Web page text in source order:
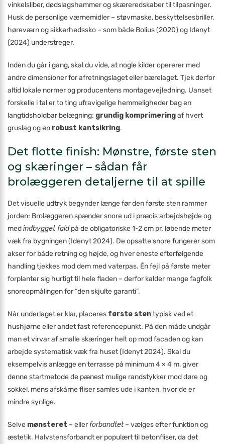
vinkelsliber, dødslagshammer og skæreredskaber til tilpasninger.
Husk de personlige værnemidler – støvmaske, beskyttelsesbriller,
høreværn og sikkerhedssko – som både Bolius (2020) og Idenyt
(2024) understreger.
Inden du går i gang, skal du vide, at nogle kilder opererer med
andre dimensioner for afretningslaget eller bærelaget. Tjek derfor
altid lokale normer og producentens montagevejledning. Uanset
forskelle i tal er to ting ufravigelige hemmeligheder bag en
langtidsholdbar belægning: grundig komprimeringaf hvert
gruslag og en robust kantsikring.
Det flotte finish: Mønstre, første sten
og skæringer – sådan får
brolæggeren detaljerne til at spille
Det visuelle udtryk begynder længe før den første sten rammer
jorden: Brolæggeren spænder snore ud i præcis arbejdshøjde og
medindbygget faldpå de obligatoriske 1-2 cm pr. løbende meter
væk fra bygningen (Idenyt 2024). De opsatte snore fungerer som
akser for både retning og højde, og hver eneste efterfølgende
handling tjekkes mod dem med vaterpas. Én fejl på første meter
forplanter sig hurtigt til hele fladen – derfor kalder mange fagfolk
snoreopmålingen for “den skjulte garanti”.
Når underlaget er klar, placeres første stentypisk ved et
hushjørne eller andet fast referencepunkt. På den måde undgår
man et virvar af smalle skæringer helt op mod facaden og kan
arbejde systematisk væk fra huset (Idenyt 2024). Skal du
eksempelvis anlægge en terrasse på minimum 4 × 4 m, giver
denne startmetode de pænest mulige randstykker mod døre og
sokkel, mens afskårne fliser samles ude i kanten, hvor de er
mindre synlige.
Selve mønsteret – ellerforbandtet– vælges efter funktion og
æstetik. Halvstensforbandt er populært til betonfliser, da det